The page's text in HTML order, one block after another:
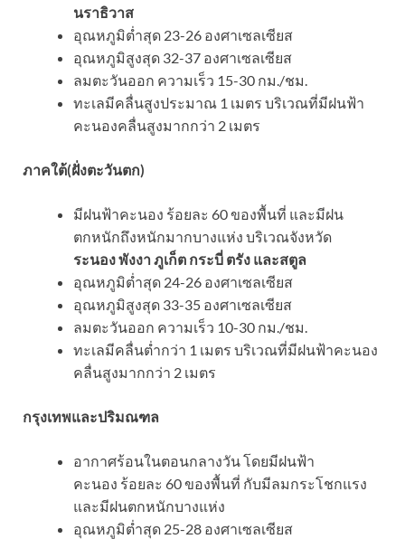
นราธิวาส
อุณหภูมิต่ำสุด 23-26 องศาเซลเซียส
อุณหภูมิสูงสุด 32-37 องศาเซลเซียส
ลมตะวันออก ความเร็ว 15-30 กม./ชม.
ทะเลมีคลื่นสูงประมาณ 1 เมตร บริเวณที่มีฝนฟ้า
คะนองคลื่นสูงมากกว่า 2 เมตร
ภาคใต้(ฝั่งตะวันตก)
มีฝนฟ้าคะนอง ร้อยละ 60 ของพื้นที่ และมีฝน
ตกหนักถึงหนักมากบางแห่ง บริเวณจังหวัด
ระนอง พังงา ภูเก็ต กระบี่ ตรัง และสตูล
อุณหภูมิต่ำสุด 24-26 องศาเซลเซียส
อุณหภูมิสูงสุด 33-35 องศาเซลเซียส
ลมตะวันออก ความเร็ว 10-30 กม./ชม.
ทะเลมีคลื่นต่ำกว่า 1 เมตร บริเวณที่มีฝนฟ้าคะนอง
คลื่นสูงมากกว่า 2 เมตร
กรุงเทพและปริมณฑล
อากาศร้อนในตอนกลางวัน โดยมีฝนฟ้า
คะนอง ร้อยละ 60 ของพื้นที่ กับมีลมกระโชกแรง
และมีฝนตกหนักบางแห่ง
อุณหภูมิต่ำสุด 25-28 องศาเซลเซียส